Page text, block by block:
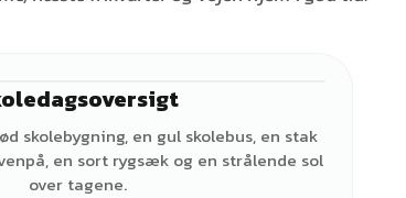
skolebygning, en gul skolebus, en stak
en sort rygsæk og en strålende sol
over tagene.